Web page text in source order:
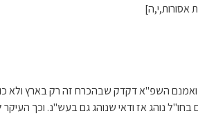
אסורות,י,ה]
השפ"א דקדק שבהכרח זה רק בארץ ולא
בחו"ל נוהג אז ודאי שנוהג גם בעש"נ. וכך